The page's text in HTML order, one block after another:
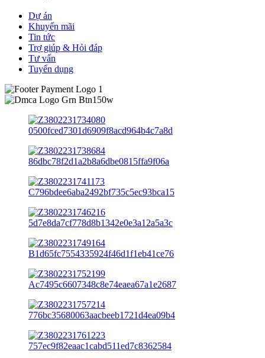
Dự án
Khuyến mãi
Tin tức
Trợ giúp & Hỏi đáp
Tư vấn
Tuyển dụng